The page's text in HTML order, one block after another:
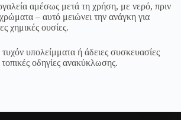
αμέσως μετά τη χρήση, με νερό, πριν
– αυτό μειώνει την ανάγκη για
χημικές ουσίες.
υπολείμματα ή άδειες συσκευασίες
οδηγίες ανακύκλωσης.